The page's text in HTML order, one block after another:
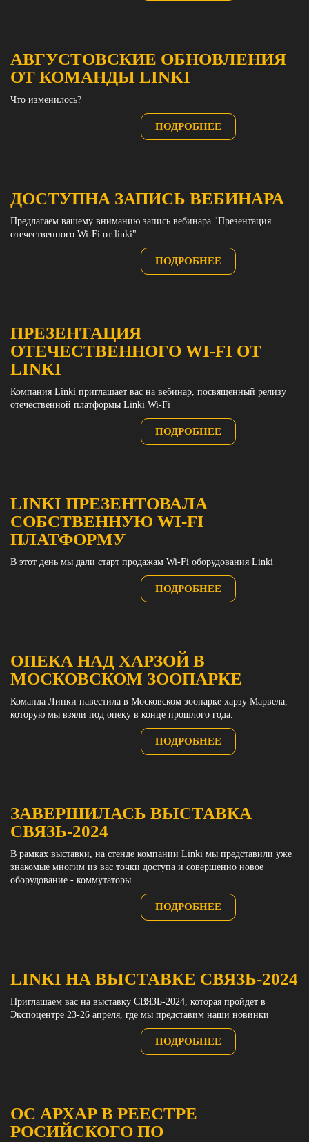
АВГУСТОВСКИЕ ОБНОВЛЕНИЯ
ОТ КОМАНДЫ LINKI
Что изменилось?
ПОДРОБНЕЕ
ДОСТУПНА ЗАПИСЬ ВЕБИНАРА
Предлагаем вашему вниманию запись вебинара "Презентация
отечественного Wi-Fi от linki"
ПОДРОБНЕЕ
ПРЕЗЕНТАЦИЯ
ОТЕЧЕСТВЕННОГО WI-FI ОТ
LINKI
Компания Linki приглашает вас на вебинар, посвященный релизу
отечественной платформы Linki Wi-Fi
ПОДРОБНЕЕ
LINKI ПРЕЗЕНТОВАЛА
СОБСТВЕННУЮ WI-FI
ПЛАТФОРМУ
В этот день мы дали старт продажам Wi-Fi оборудования Linki
ПОДРОБНЕЕ
ОПЕКА НАД ХАРЗОЙ В
МОСКОВСКОМ ЗООПАРКЕ
Команда Линки навестила в Московском зоопарке харзу Марвела,
которую мы взяли под опеку в конце прошлого года.
ПОДРОБНЕЕ
ЗАВЕРШИЛАСЬ ВЫСТАВКА
СВЯЗЬ-2024
В рамках выставки, на стенде компании Linki мы представили уже
знакомые многим из вас точки доступа и совершенно новое
оборудование - коммутаторы.
ПОДРОБНЕЕ
LINKI НА ВЫСТАВКЕ СВЯЗЬ-2024
Приглашаем вас на выставку СВЯЗЬ-2024, которая пройдет в
Экспоцентре 23-26 апреля, где мы представим наши новинки
ПОДРОБНЕЕ
ОС АРХАР В РЕЕСТРЕ
РОСИЙСКОГО ПО